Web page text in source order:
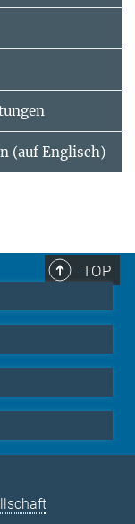
(auf Englisch)
TOP